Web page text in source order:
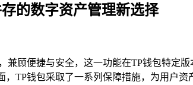
的数字资产管理新选择
兼顾便捷与安全，这一功能在TP钱包特定
TP钱包采取了一系列保障措施，为用户